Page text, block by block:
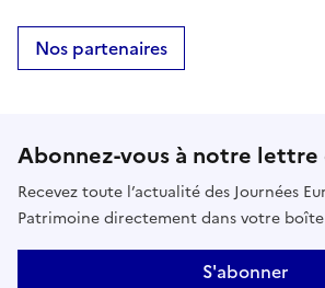
Nos partenaires
Abonnez-vous à notre lettre
Recevez toute l’actualité des Journées
Patrimoine directement dans votre
S'abonner